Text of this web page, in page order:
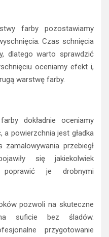
farby pozostawiamy
Czas schnięcia
dlatego warto sprawdzić
oceniamy efekt i,
warstwę farby.
dokładnie oceniamy
powierzchnia jest gładka
przebiegł
się jakiekolwiek
poprawić je drobnymi
pozwoli na skuteczne
suficie bez śladów.
przygotowanie